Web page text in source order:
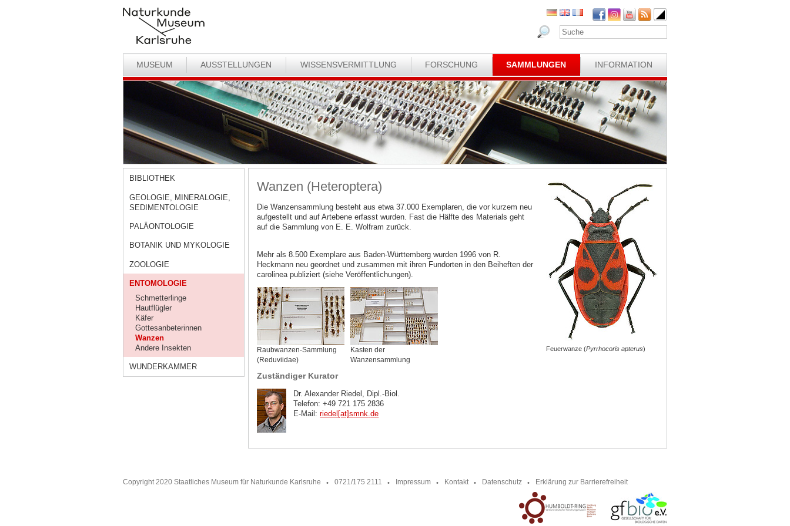
MUSEUM AUSSTELLUNGEN WISSENSVERMITTLUNG FORSCHUNG SAMMLUNGEN INFORMATION
BIBLIOTHEK
GEOLOGIE, MINERALOGIE,
SEDIMENTOLOGIE
PALÄONTOLOGIE
BOTANIK UND MYKOLOGIE
ZOOLOGIE
ENTOMOLOGIE
Schmetterlinge
Hautflügler
Käfer
Gottesanbeterinnen
Wanzen
Andere Insekten
WUNDERKAMMER
Wanzen (Heteroptera)
Die Wanzensammlung besteht aus etwa 37.000 Exemplaren, die vor kurzem neu
aufgestellt und auf Artebene erfasst wurden. Fast die Hälfte des Materials geht
auf die Sammlung von E. E. Wolfram zurück.
Mehr als 8.500 Exemplare aus Baden-Württemberg wurden 1996 von R.
Heckmann neu geordnet und zusammen mit ihren Fundorten in den Beiheften der
carolinea publiziert (siehe Veröffentlichungen).
Raubwanzen-Sammlung
(Reduviidae)
Kasten der
Wanzensammlung
Zuständiger Kurator
Dr. Alexander Riedel, Dipl.-Biol.
Telefon: +49 721 175 2836
E-Mail:riedel[at]smnk .de
Feuerwanze (Pyrrhocoris apterus)
Copyright 2020 Staatliches Museum für Naturkunde Karlsruhe 0721/175 2111 Impressum Kontakt Datenschutz Erklärung zur Barrierefreiheit